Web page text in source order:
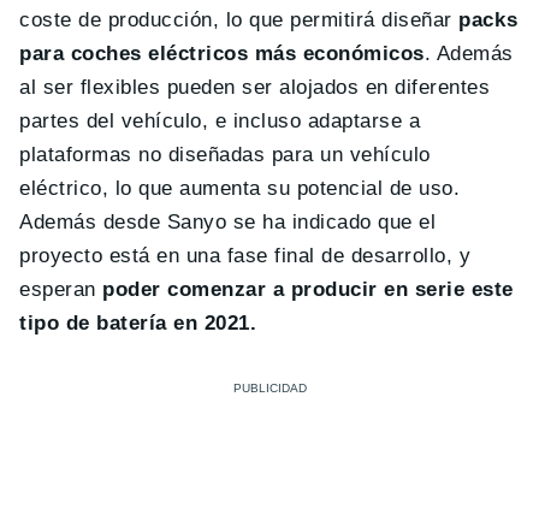
coste de producción, lo que permitirá diseñar packs
para coches eléctricos más económicos. Además
al ser flexibles pueden ser alojados en diferentes
partes del vehículo, e incluso adaptarse a
plataformas no diseñadas para un vehículo
eléctrico, lo que aumenta su potencial de uso.
Además desde Sanyo se ha indicado que el
proyecto está en una fase final de desarrollo, y
esperan poder comenzar a producir en serie este
tipo de batería en 2021.